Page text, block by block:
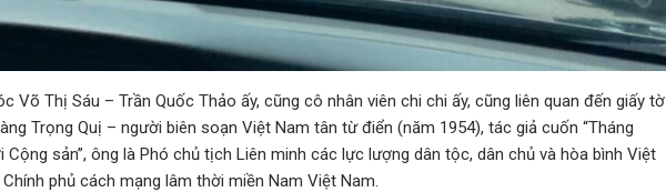
Võ Thị Sáu – Trần Quốc Thảo ấy, cũng cô nhân viên chi chi ấy, cũng liên quan đến giấy tờ
Trọng Quị – người biên soạn Việt Nam tân từ điển (năm 1954), tác giả cuốn “Tháng
sản”, ông là Phó chủ tịch Liên minh các lực lượng dân tộc, dân chủ và hòa bình Việt
phủ cách mạng lâm thời miền Nam Việt Nam.